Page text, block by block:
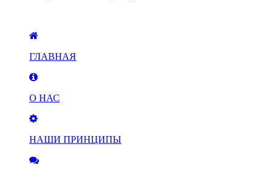
ГЛАВНАЯ
О НАС
НАШИ ПРИНЦИПЫ